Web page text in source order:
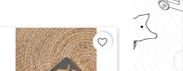
favorite_border